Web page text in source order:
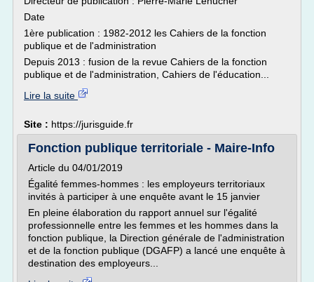
Date
1ère publication : 1982-2012 les Cahiers de la fonction
publique et de l'administration
Depuis 2013 : fusion de la revue Cahiers de la fonction
publique et de l'administration, Cahiers de l'éducation...
Lire la suite
Site : https://jurisguide.fr
Fonction publique territoriale - Maire-Info
Article du 04/01/2019
Égalité femmes-hommes : les employeurs territoriaux
invités à participer à une enquête avant le 15 janvier
En pleine élaboration du rapport annuel sur l'égalité
professionnelle entre les femmes et les hommes dans la
fonction publique, la Direction générale de l'administration
et de la fonction publique (DGAFP) a lancé une enquête à
destination des employeurs...